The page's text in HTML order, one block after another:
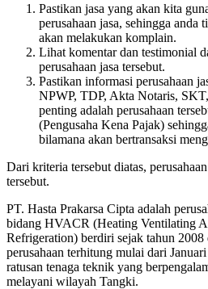
Pastikan jasa yang akan kita
perusahaan jasa, sehingga anda
akan melakukan komplain.
Lihat komentar dan testimonial
perusahaan jasa tersebut.
Pastikan informasi perusahaan
NPWP, TDP, Akta Notaris,
penting adalah perusahaan
(Pengusaha Kena Pajak)
bilamana akan bertransaksi
Dari kriteria tersebut diatas,
tersebut.
PT. Hasta Prakarsa Cipta adalah
bidang HVACR (Heating Ventilating
Refrigeration) berdiri sejak tahun 2008
perusahaan terhitung mulai dari
ratusan tenaga teknik yang
melayani wilayah Tangki.